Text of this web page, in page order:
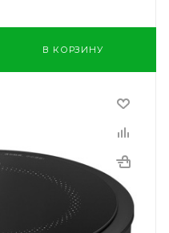
В КОРЗИНУ